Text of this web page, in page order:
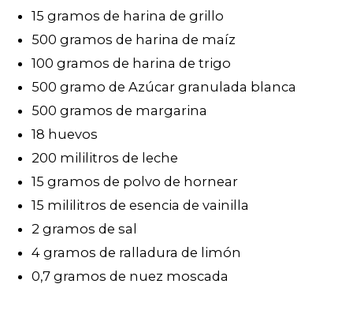
15 gramos de harina de grillo
500 gramos de harina de maíz
100 gramos de harina de trigo
500 gramo de Azúcar granulada blanca
500 gramos de margarina
18 huevos
200 mililitros de leche
15 gramos de polvo de hornear
15 mililitros de esencia de vainilla
2 gramos de sal
4 gramos de ralladura de limón
0,7 gramos de nuez moscada